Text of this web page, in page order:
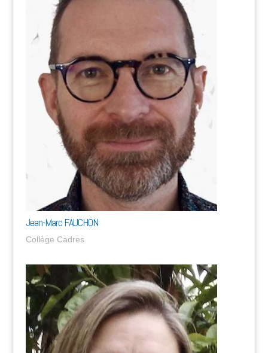
Jean-Marc FAUCHON
Collège Cadres